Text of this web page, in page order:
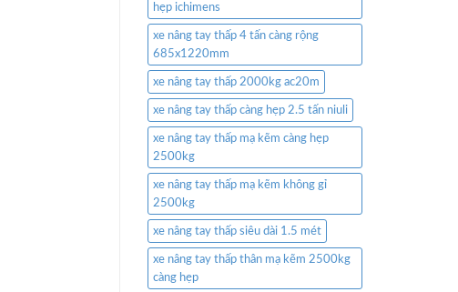
hẹp ichimens
xe nâng tay thấp 4 tấn càng rộng
685x1220mm
xe nâng tay thấp 2000kg ac20m
xe nâng tay thấp càng hẹp 2.5 tấn niuli
xe nâng tay thấp mạ kẽm càng hẹp
2500kg
xe nâng tay thấp mạ kẽm không gỉ
2500kg
xe nâng tay thấp siêu dài 1.5 mét
xe nâng tay thấp thân mạ kẽm 2500kg
càng hẹp